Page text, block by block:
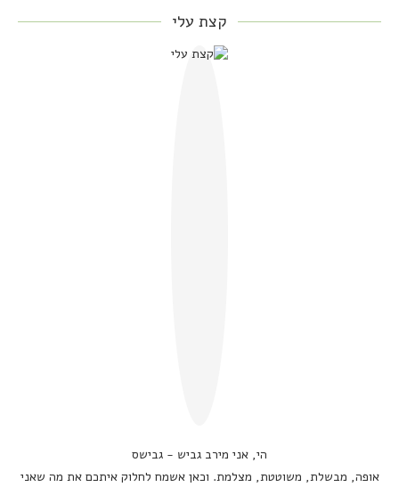
קצת עלי
הי, אני מירב גביש - גבישס
אופה, מבשלת, משוטטת, מצלמת. וכאן אשמח לחלוק איתכם את מה שאני